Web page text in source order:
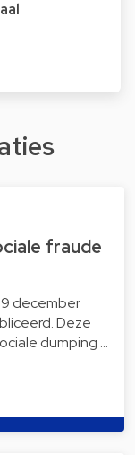
fraude
december
Deze
dumping …